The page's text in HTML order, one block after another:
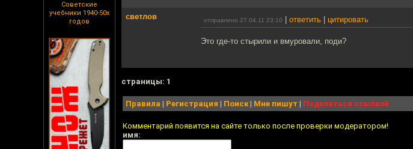
Советские
учебники 1940-50х
годов
светлов отправлено 27.04.11 23:10 ответить цитировать
Это где-то стырили и вмуровали, поди?
cтраницы: 1
Правила | Регистрация | Поиск| Мне пишут | Поделиться ссылкой
Комментарий появится на сайте только после проверки модератором!
имя: